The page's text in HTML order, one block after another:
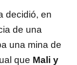
decidió, en
de una
una mina de
que Mali y